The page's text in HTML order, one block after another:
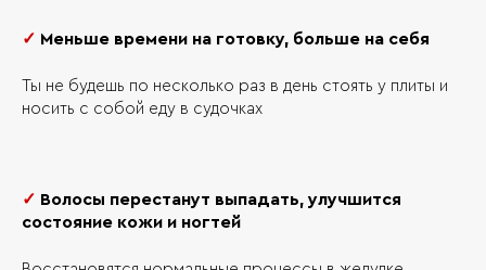
✓ Меньше времени на готовку, больше на себя
Ты не будешь по несколько раз в день стоять у плиты и
носить с собой еду в судочках
✓ Волосы перестанут выпадать, улучшится
состояние кожи и ногтей